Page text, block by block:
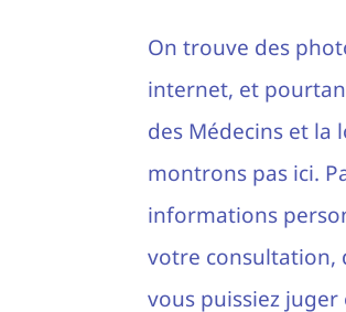
On trouve des
internet, et
des Médecins et la
montrons pas ici.
informations
votre consultation,
vous puissiez